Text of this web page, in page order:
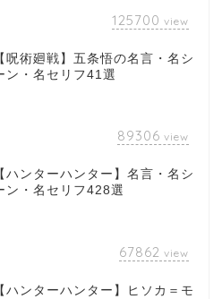
125700 view
【呪術廻戦】五条悟の名言・名シ
ン・名セリフ41選
89306 view
【ハンターハンター】名言・名シ
ン・名セリフ428選
67862 view
【ハンターハンター】ヒソカ＝モ